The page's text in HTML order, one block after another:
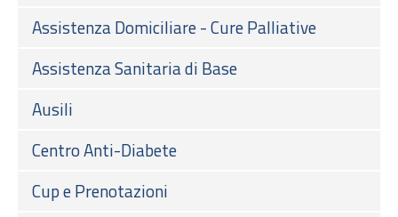
Assistenza Domiciliare - Cure Palliative
Assistenza Sanitaria di Base
Ausili
Centro Anti-Diabete
Cup e Prenotazioni